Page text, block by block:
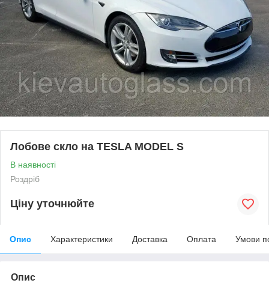
Лобове скло на TESLA MODEL S
В наявності
Роздріб
Ціну уточнюйте
Опис Характеристики Доставка Оплата Умови
Опис